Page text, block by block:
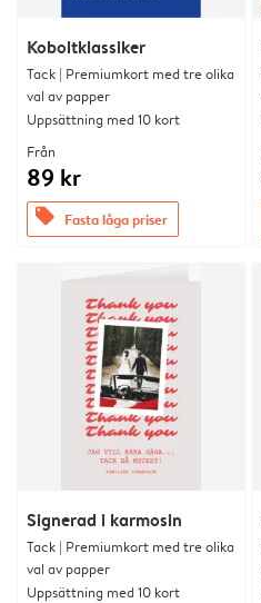
Koboltklassiker
Tack | Premiumkort med tre olika
val av papper
Uppsättning med 10 kort
Från
89 kr
offers Fasta låga priser
Signerad i karmosin
Tack | Premiumkort med tre olika
val av papper
Uppsättning med 10 kort